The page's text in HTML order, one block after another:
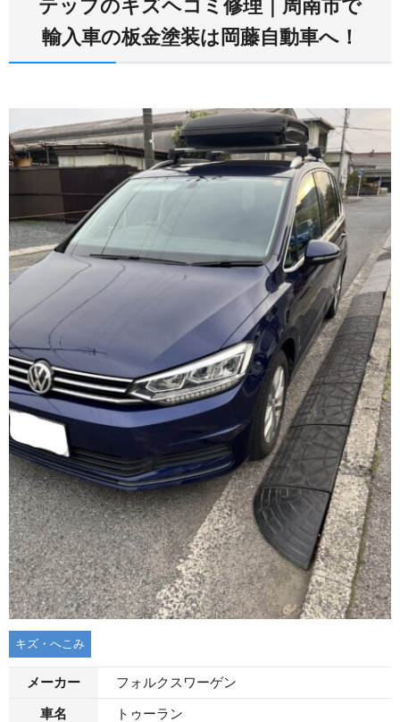
テップのキズヘコミ修理｜周南市で
輸入車の板金塗装は岡藤自動車へ！
キズ・へこみ
メーカー フォルクスワーゲン
車名 トゥーラン